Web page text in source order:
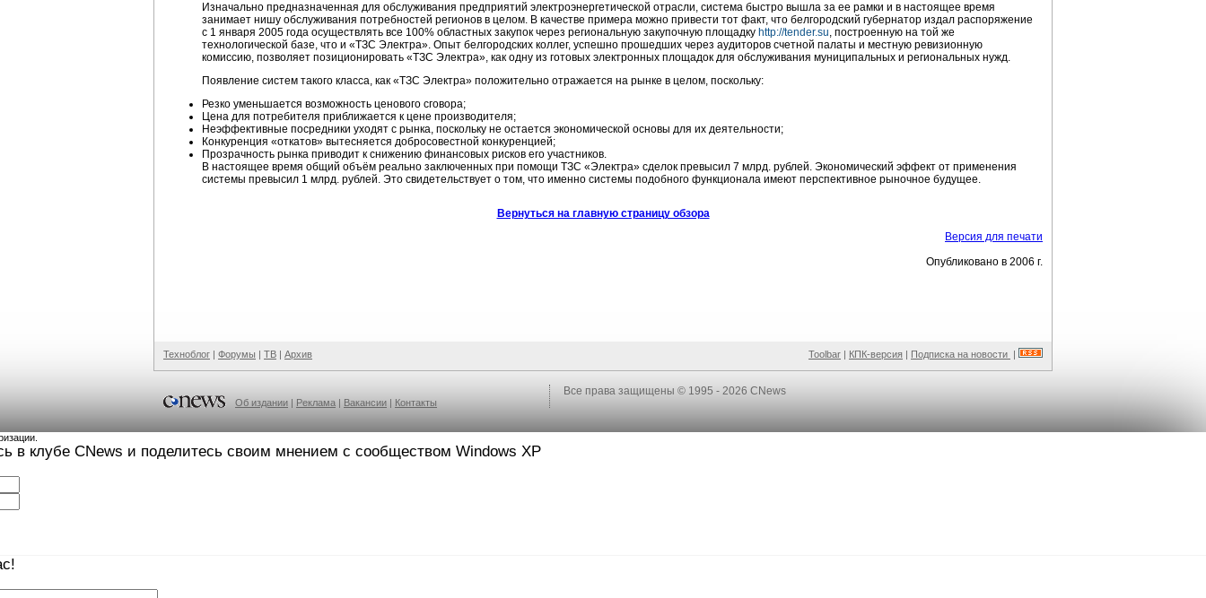
Изначально предназначенная для обслуживания предприятий электроэнергетической отрасли, система быстро вышла за ее рамки и в настоящее время
занимает нишу обслуживания потребностей регионов в целом. В качестве примера можно привести тот факт, что белгородский губернатор издал распоряжение
с 1 января 2005 года осуществлять все 100% областных закупок через региональную закупочную площадку http://tender.su, построенную на той же
технологической базе, что и «ТЗС Электра». Опыт белгородских коллег, успешно прошедших через аудиторов счетной палаты и местную ревизионную
комиссию, позволяет позиционировать «ТЗС Электра», как одну из готовых электронных площадок для обслуживания муниципальных и региональных нужд.
Появление систем такого класса, как «ТЗС Электра» положительно отражается на рынке в целом, поскольку:
Резко уменьшается возможность ценового сговора;
Цена для потребителя приближается к цене производителя;
Неэффективные посредники уходят с рынка, поскольку не остается экономической основы для их деятельности;
Конкуренция «откатов» вытесняется добросовестной конкуренцией;
Прозрачность рынка приводит к снижению финансовых рисков его участников.
В настоящее время общий объём реально заключенных при помощи ТЗС «Электра» сделок превысил 7 млрд. рублей. Экономический эффект от применения
системы превысил 1 млрд. рублей. Это свидетельствует о том, что именно системы подобного функционала имеют перспективное рыночное будущее.
Вернуться на главную страницу обзора
Версия для печати
Опубликовано в 2006 г.
Техноблог | Форумы | ТВ | Архив Toolbar | КПК-версия | Подписка на новости |
Об издании | Реклама | Вакансии | Контакты
Все права защищены © 1995 - 2026 CNews
в клубе CNews и поделитесь своим мнением с сообществом Windows XP